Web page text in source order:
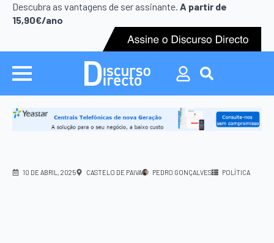
Descubra as vantagens de ser assinante. A partir de
15,90€/ano
Search
for:
Search
10 DE ABRIL, 2025 CASTELO DE PAIVA PEDRO GONÇALVES POLÍTICA